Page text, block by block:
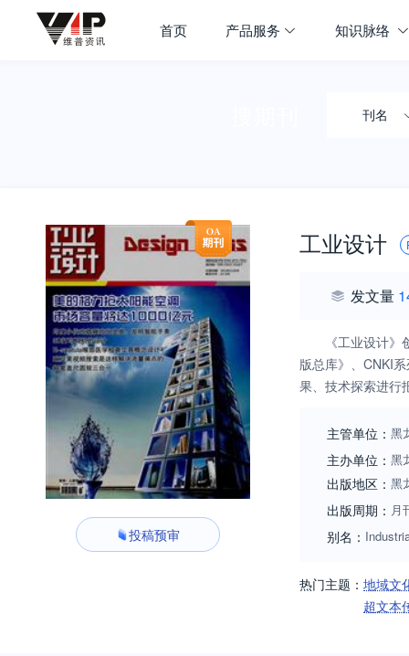
首页 产品服务 知识脉络
刊名
投稿预审
工业设计
发文量
《工业设计
版总库》、CNKI
果、技术探索进行
和创意工作者提
计案例、方法、
主管单位： 黑
主办单位： 黑
出版地区： 黑
出版周期： 月
别名：
热门主题： 地域文
超文本